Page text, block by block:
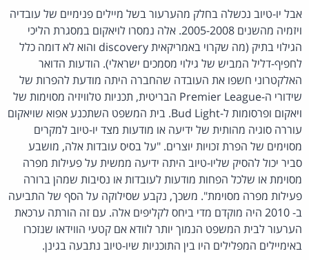
אבל יו-טיוב נכשלה בחלק מהערעור בשל מיילים פנימיים של עובדיה
ויזמיה מהשנים 2005-2008. אלה נמסרו לויאקום במסגרת הליכי
הגילוי בתיק (מה שקרוי באמריקאית discovery והוא לא דומה כלל
לחפיף-דליל המביש של גילוי מסמכים ישראלי). הודעות הדואר
האלקטרוני חשפו את העובדה שהחברה היתה מודעת להפרות של
שידורי ה-Premier League הבריטית, תכניות טלוויזיה מסוימות של
ויאקום ופרסומות ל-Bud Light. בית המשפט השתכנע אפוא שויאקום
עוררה סוגיה מהותית של ידיעה או מודעות מצד יו-טיוב למקרים
מסוימים של הפרת זכויות יוצרים. "על בסיס עובדות אלה, מושבע
סביר יכול להסיק שליו-טיוב היתה ידיעה ממשית על פעילות מפרה
מסוימת או שלכל הפחות מודעות לעובדות או נסיבות שמהן ברורה
פעילות מפרה מסוימת". משכך, נקבע שסילוקה על הסף של התביעה
ב- 2010 היה מוקדם מדי ביחס לקליפים אלה. עם זה הורתה ערכאת
הערעור לבית המשפט הנמוך יותר לוודא אם קטעי הווידאו שנזכרו
באימיילים המפלילים היו בין התוכניות שיו-טיוב נתבעה בגינן.